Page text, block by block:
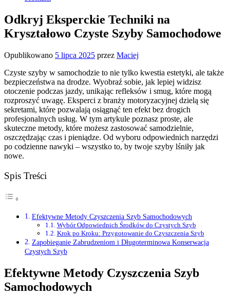
Odkryj Eksperckie Techniki na
Kryształowo Czyste Szyby Samochodowe
Opublikowano 5 lipca 2025 przez Maciej
Czyste szyby w samochodzie to nie tylko kwestia estetyki, ale także
bezpieczeństwa na drodze. Wyobraź sobie, jak lepiej widzisz
otoczenie podczas jazdy, unikając refleksów i smug, które mogą
rozproszyć uwagę. Eksperci z branży motoryzacyjnej dzielą się
sekretami, które pozwalają osiągnąć ten efekt bez drogich
profesjonalnych usług. W tym artykule poznasz proste, ale
skuteczne metody, które możesz zastosować samodzielnie,
oszczędzając czas i pieniądze. Od wyboru odpowiednich narzędzi
po codzienne nawyki – wszystko to, by twoje szyby lśniły jak
nowe.
Spis Treści
Efektywne Metody Czyszczenia Szyb Samochodowych
Wybór Odpowiednich Środków do Czystych Szyb
Krok po Kroku: Przygotowanie do Czyszczenia Szyb
Zapobieganie Zabrudzeniom i Długoterminowa Konserwacja
Czystych Szyb
Efektywne Metody Czyszczenia Szyb
Samochodowych